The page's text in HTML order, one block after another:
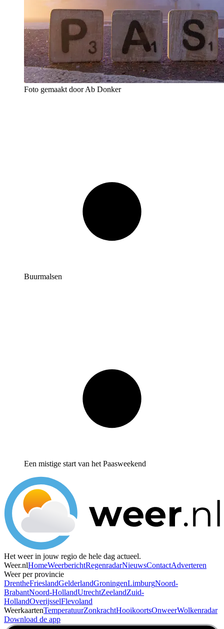
Foto gemaakt door Ab Donker
Buurmalsen
Een mistige start van het Paasweekend
Het weer in jouw regio de hele dag actueel.
Weer.nlHomeWeerberichtRegenradarNieuwsContactAdverteren
Weer per provincie
DrentheFrieslandGelderlandGroningenLimburgNoord-
BrabantNoord-HollandUtrechtZeelandZuid-
HollandOverijsselFlevoland
WeerkaartenTemperatuurZonkrachtHooikoortsOnweerWolkenradar
Download de app